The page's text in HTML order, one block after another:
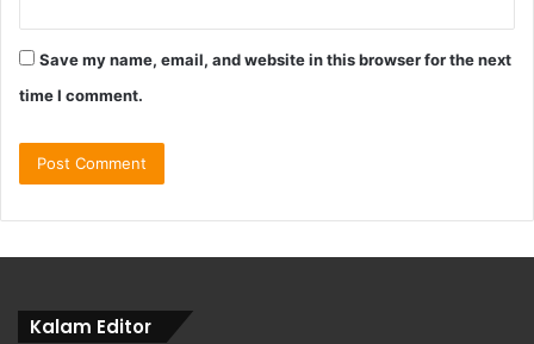
Save my name, email, and website in this browser for the next
time I comment.
Kalam Editor